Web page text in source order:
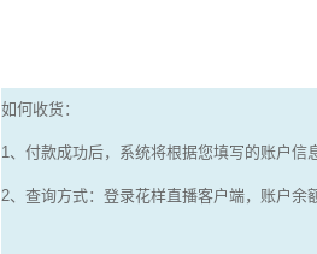
如何收货：
1、付款成功后，系统将根据您填写的账户信
2、查询方式：登录花样直播客户端，账户余